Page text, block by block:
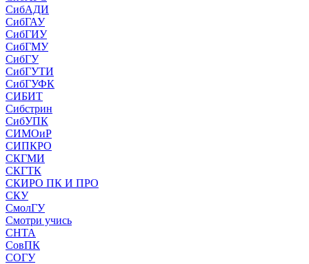
СибАДИ
СибГАУ
СибГИУ
СибГМУ
СибГУ
СибГУТИ
СибГУФК
СИБИТ
Сибстрин
СибУПК
СИМОиР
СИПКРО
СКГМИ
СКГТК
СКИРО ПК И ПРО
СКУ
СмолГУ
Смотри учись
СНТА
СовПК
СОГУ